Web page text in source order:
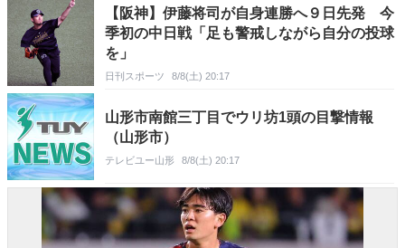
【阪神】伊藤将司が自身連勝へ９日先発 今
季初の中日戦「足も警戒しながら自分の投球
を」
日刊スポーツ 8/8(土) 20:17
山形市南館三丁目でウリ坊1頭の目撃情報
（山形市）
テレビユー山形 8/8(土) 20:17